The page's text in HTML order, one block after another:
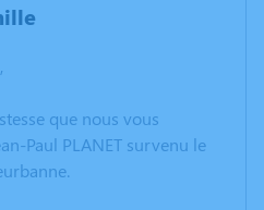
que nous vous
Paul PLANET survenu le